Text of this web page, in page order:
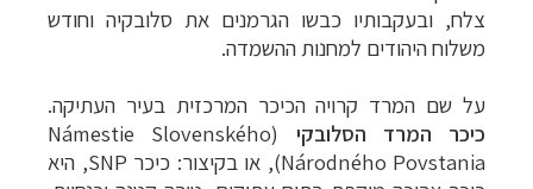
צלח, ובעקבותיו כבשו הגרמנים את סלובקיה וחודש
משלוח היהודים למחנות ההשמדה.
על שם המרד קרויה הכיכר המרכזית בעיר העתיקה.
כיכר המרד הסלובקי (
Námestie Slovenského
Národného Povstania), או בקיצור: כיכר SNP, היא